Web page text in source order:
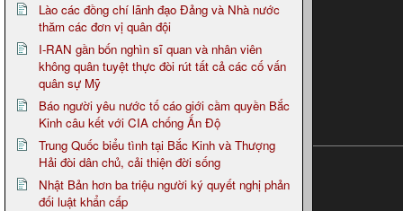
Lào các đồng chí lãnh đạo Đảng và Nhà nước
thăm các đơn vị quân đội
I-RAN gần bốn nghìn sĩ quan và nhân viên
không quân tuyệt thực đòi rút tất cả các cố vấn
quân sự Mỹ
Báo người yêu nước tố cáo giới cầm quyền Bắc
Kinh câu kết với CIA chống Ấn Độ
Trung Quốc biểu tình tại Bắc Kinh và Thượng
Hải đòi dân chủ, cải thiện đời sống
Nhật Bản hơn ba triệu người ký quyết nghị phản
đối luật khẩn cấp